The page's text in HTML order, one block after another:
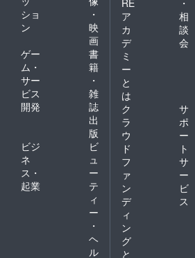
ショ
ン
・
映
画
ゲー
ム・
サー
ビス
開発
書
籍
・
雑
誌
出
版
ビジ
ネ
ス・
起業
ビ
ュ
ー
テ
ィ
ー
・
ヘ
ル
ア
カ
デ
ミ
ー
と
は
相
談
会
ク
ラ
ウ
ド
フ
ァ
ン
デ
ィ
ン
グ
と
サ
ポ
ー
ト
サ
ー
ビ
ス